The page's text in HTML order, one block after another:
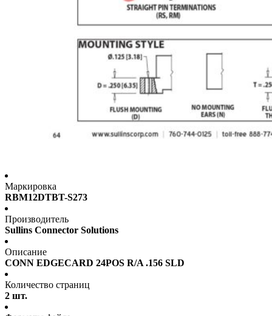
Маркировка
RBM12DTBT-S273
Производитель
Sullins Connector Solutions
Описание
CONN EDGECARD 24POS R/A .156 SLD
Количество страниц
2 шт.